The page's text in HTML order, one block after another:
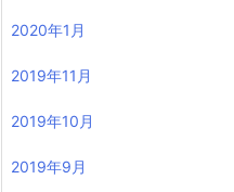
2020年1月
2019年11月
2019年10月
2019年9月